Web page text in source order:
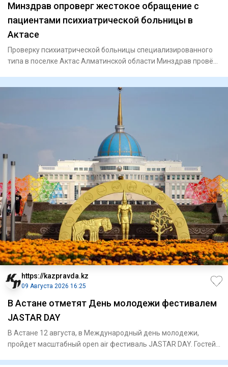
Минздрав опроверг жестокое обращение с
пациентами психиатрической больницы в
Актасе
Проверку психиатрической больницы специализированного
типа в поселке Актас Алматинской области Минздрав провёл
https://kazpravda.kz
09 Августа 2026 16:25
В Астане отметят День молодежи фестивалем
JASTAR DAY
В Астане 12 августа, в Международный день молодежи,
пройдет масштабный open air фестиваль JASTAR DAY. Гостей